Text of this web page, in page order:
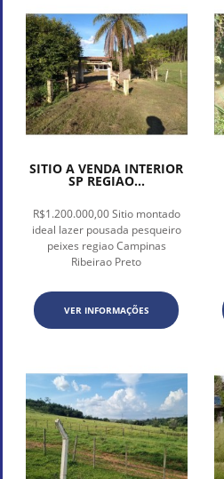
SITIO A VENDA INTERIOR
SP REGIAO...
R$1.200.000,00 Sitio montado
ideal lazer pousada pesqueiro
peixes regiao Campinas
Ribeirao Preto
VER INFORMAÇÕES